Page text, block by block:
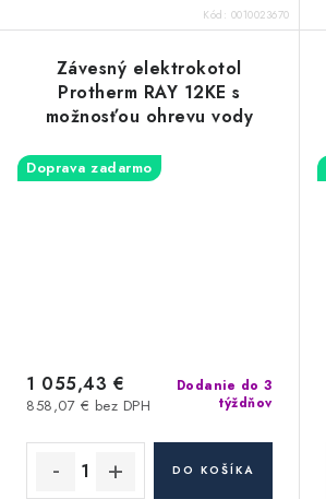
Kód: 0010023670
Závesný elektrokotol
Protherm RAY 12KE s
možnosťou ohrevu vody
Doprava zadarmo
Dodanie do 3
týždňov
858,07 € bez DPH
1 055,43 €
DO KOŠÍKA